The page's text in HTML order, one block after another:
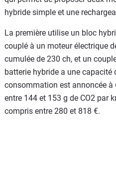
hybride simple et une
La première utilise un bloc
couplé à un moteur électrique
cumulée de 230 ch, et un
batterie hybride a une capacité
consommation est annoncée à
entre 144 et 153 g de CO2 par
compris entre 280 et 818 €.